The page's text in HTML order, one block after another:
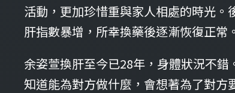
活動，更加珍惜重與家人相處的時光。
肝指數暴增，所幸換藥後逐漸恢復正常。
余姿萱換肝至今已28年，身體狀況不
知道能為對方做什麼，會想著為了對